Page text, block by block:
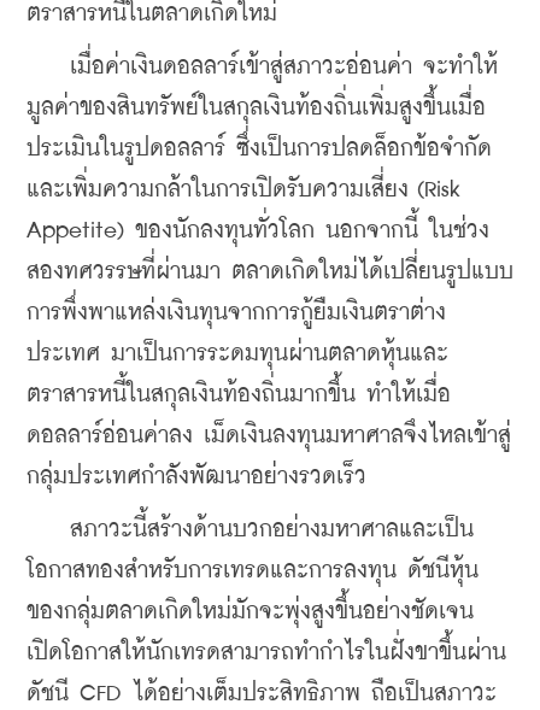
ตราสารหนี้ในตลาดเกิดใหม่
เมื่อค่าเงินดอลลาร์เข้าสู่สภาวะอ่อนค่า จะทำให้
มูลค่าของสินทรัพย์ในสกุลเงินท้องถิ่นเพิ่มสูงขึ้นเมื่อ
ประเมินในรูปดอลลาร์ ซึ่งเป็นการปลดล็อกข้อจำกัด
และเพิ่มความกล้าในการเปิดรับความเสี่ยง (Risk
Appetite) ของนักลงทุนทั่วโลก นอกจากนี้ ในช่วง
สองทศวรรษที่ผ่านมา ตลาดเกิดใหม่ได้เปลี่ยนรูปแบบ
การพึ่งพาแหล่งเงินทุนจากการกู้ยืมเงินตราต่าง
ประเทศ มาเป็นการระดมทุนผ่านตลาดหุ้นและ
ตราสารหนี้ในสกุลเงินท้องถิ่นมากขึ้น ทำให้เมื่อ
ดอลลาร์อ่อนค่าลง เม็ดเงินลงทุนมหาศาลจึงไหลเข้าสู่
กลุ่มประเทศกำลังพัฒนาอย่างรวดเร็ว
สภาวะนี้สร้างด้านบวกอย่างมหาศาลและเป็น
โอกาสทองสำหรับการเทรดและการลงทุน ดัชนีหุ้น
ของกลุ่มตลาดเกิดใหม่มักจะพุ่งสูงขึ้นอย่างชัดเจน
เปิดโอกาสให้นักเทรดสามารถทำกำไรในฝั่งขาขึ้นผ่าน
ดัชนี CFD ได้อย่างเต็มประสิทธิภาพ ถือเป็นสภาวะ